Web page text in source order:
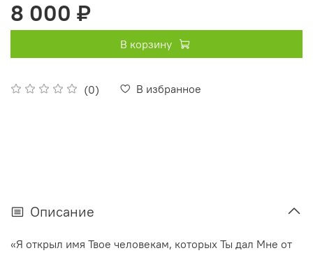
(0) В избранное
8 000 ₽
В корзину
Описание
«Я открыл имя Твое человекам, которых Ты дал Мне от